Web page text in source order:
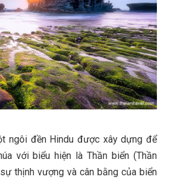
ngôi đền Hindu được xây dựng để
với biểu hiện là Thần biển (Thần
thịnh vượng và cân bằng của biển